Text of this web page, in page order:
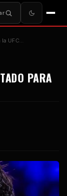
UFC…
PARA